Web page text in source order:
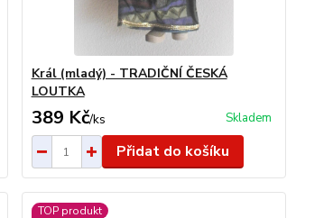
Král (mladý) - TRADIČNÍ ČESKÁ
LOUTKA
389 Kč/ks Skladem
Přidat do košíku
TOP produkt